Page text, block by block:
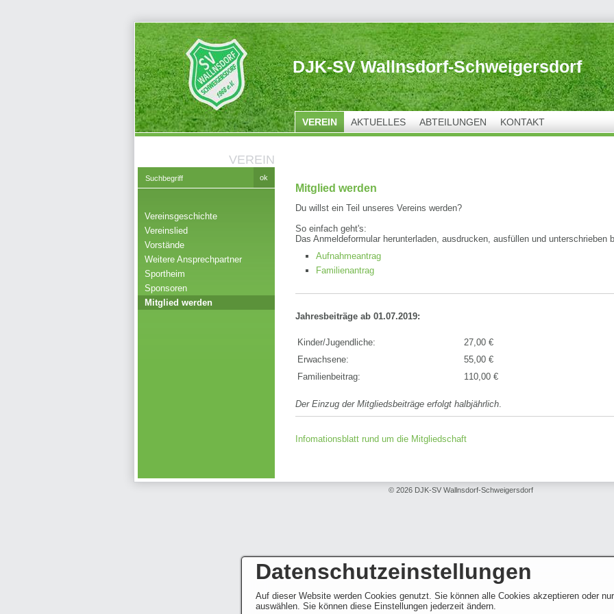
DJK-SV Wallnsdorf-Schweigersdorf
VEREIN AKTUELLES ABTEILUNGEN KONTAKT
VEREIN
Vereinsgeschichte
Vereinslied
Vorstände
Weitere Ansprechpartner
Sportheim
Sponsoren
Mitglied werden
Mitglied werden
Du willst ein Teil unseres Vereins werden?
So einfach geht's:
Das Anmeldeformular herunterladen, ausdrucken, ausfüllen und unterschrieben
Aufnahmeantrag
Familienantrag
Jahresbeiträge ab 01.07.2019:
Kinder/Jugendliche:
27,00 €
Erwachsene:
55,00 €
Familienbeitrag:
110,00 €
Der Einzug der Mitgliedsbeiträge erfolgt halbjährlich.
Infomationsblatt rund um die Mitgliedschaft
© 2026 DJK-SV Wallnsdorf-Schweigersdorf
Datenschutzeinstellungen
Auf dieser Website werden Cookies genutzt. Sie können alle Cookies akzeptieren oder
auswählen. Sie können diese Einstellungen jederzeit ändern.